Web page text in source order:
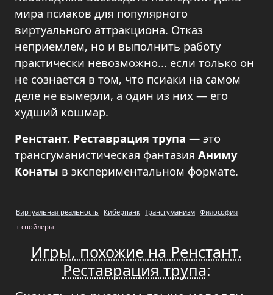
мира псиаков для популярного
виртуального аттракциона. Отказ
неприемлем, но и выполнить работу
практически невозможно... если только он
не сознается в том, что псиаки на самом
деле не вымерли, а один из них — его
худший кошмар.
Ренстант. Реставрация трупа — это
трансгуманистическая фантазия Аниму
Конаты в экспериментальном формате.
Виртуальная реальность Киберпанк Трансгуманизм Философия
+ спойлеры
Игры, похожие на Ренстант.
Реставрация трупа: